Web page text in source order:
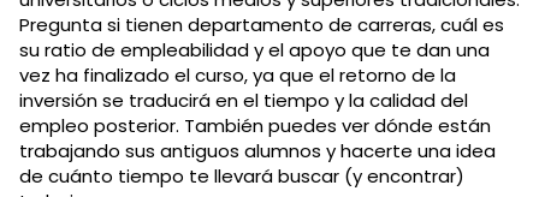
Pregunta si tienen departamento de carreras, cuál es
su ratio de empleabilidad y el apoyo que te dan una
vez ha finalizado el curso, ya que el retorno de la
inversión se traducirá en el tiempo y la calidad del
empleo posterior. También puedes ver dónde están
trabajando sus antiguos alumnos y hacerte una idea
de cuánto tiempo te llevará buscar (y encontrar)